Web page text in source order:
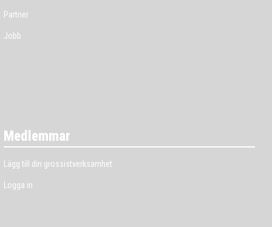
Partner
Jobb
Medlemmar
Lägg till din grossistverksamhet
Logga in